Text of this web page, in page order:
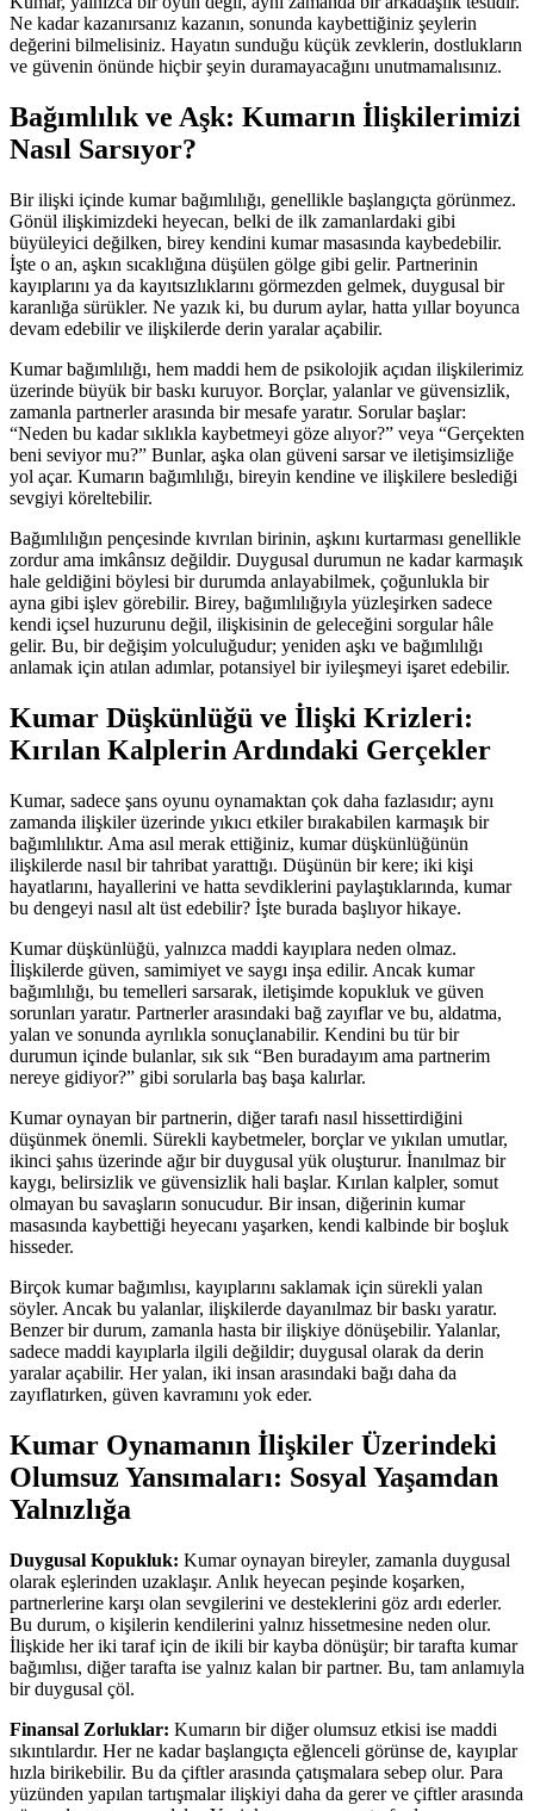
Ne kadar kazanırsanız kazanın, sonunda kaybettiğiniz şeylerin
değerini bilmelisiniz. Hayatın sunduğu küçük zevklerin, dostlukların
ve güvenin önünde hiçbir şeyin duramayacağını unutmamalısınız.
Bağımlılık ve Aşk: Kumarın İlişkilerimizi
Nasıl Sarsıyor?
Bir ilişki içinde kumar bağımlılığı, genellikle başlangıçta görünmez.
Gönül ilişkimizdeki heyecan, belki de ilk zamanlardaki gibi
büyüleyici değilken, birey kendini kumar masasında kaybedebilir.
İşte o an, aşkın sıcaklığına düşülen gölge gibi gelir. Partnerinin
kayıplarını ya da kayıtsızlıklarını görmezden gelmek, duygusal bir
karanlığa sürükler. Ne yazık ki, bu durum aylar, hatta yıllar boyunca
devam edebilir ve ilişkilerde derin yaralar açabilir.
Kumar bağımlılığı, hem maddi hem de psikolojik açıdan ilişkilerimiz
üzerinde büyük bir baskı kuruyor. Borçlar, yalanlar ve güvensizlik,
zamanla partnerler arasında bir mesafe yaratır. Sorular başlar:
“Neden bu kadar sıklıkla kaybetmeyi göze alıyor?” veya “Gerçekten
beni seviyor mu?” Bunlar, aşka olan güveni sarsar ve iletişimsizliğe
yol açar. Kumarın bağımlılığı, bireyin kendine ve ilişkilere beslediği
sevgiyi köreltebilir.
Bağımlılığın pençesinde kıvrılan birinin, aşkını kurtarması genellikle
zordur ama imkânsız değildir. Duygusal durumun ne kadar karmaşık
hale geldiğini böylesi bir durumda anlayabilmek, çoğunlukla bir
ayna gibi işlev görebilir. Birey, bağımlılığıyla yüzleşirken sadece
kendi içsel huzurunu değil, ilişkisinin de geleceğini sorgular hâle
gelir. Bu, bir değişim yolculuğudur; yeniden aşkı ve bağımlılığı
anlamak için atılan adımlar, potansiyel bir iyileşmeyi işaret edebilir.
Kumar Düşkünlüğü ve İlişki Krizleri:
Kırılan Kalplerin Ardındaki Gerçekler
Kumar, sadece şans oyunu oynamaktan çok daha fazlasıdır; aynı
zamanda ilişkiler üzerinde yıkıcı etkiler bırakabilen karmaşık bir
bağımlılıktır. Ama asıl merak ettiğiniz, kumar düşkünlüğünün
ilişkilerde nasıl bir tahribat yarattığı. Düşünün bir kere; iki kişi
hayatlarını, hayallerini ve hatta sevdiklerini paylaştıklarında, kumar
bu dengeyi nasıl alt üst edebilir? İşte burada başlıyor hikaye.
Kumar düşkünlüğü, yalnızca maddi kayıplara neden olmaz.
İlişkilerde güven, samimiyet ve saygı inşa edilir. Ancak kumar
bağımlılığı, bu temelleri sarsarak, iletişimde kopukluk ve güven
sorunları yaratır. Partnerler arasındaki bağ zayıflar ve bu, aldatma,
yalan ve sonunda ayrılıkla sonuçlanabilir. Kendini bu tür bir
durumun içinde bulanlar, sık sık “Ben buradayım ama partnerim
nereye gidiyor?” gibi sorularla baş başa kalırlar.
Kumar oynayan bir partnerin, diğer tarafı nasıl hissettirdiğini
düşünmek önemli. Sürekli kaybetmeler, borçlar ve yıkılan umutlar,
ikinci şahıs üzerinde ağır bir duygusal yük oluşturur. İnanılmaz bir
kaygı, belirsizlik ve güvensizlik hali başlar. Kırılan kalpler, somut
olmayan bu savaşların sonucudur. Bir insan, diğerinin kumar
masasında kaybettiği heyecanı yaşarken, kendi kalbinde bir boşluk
hisseder.
Birçok kumar bağımlısı, kayıplarını saklamak için sürekli yalan
söyler. Ancak bu yalanlar, ilişkilerde dayanılmaz bir baskı yaratır.
Benzer bir durum, zamanla hasta bir ilişkiye dönüşebilir. Yalanlar,
sadece maddi kayıplarla ilgili değildir; duygusal olarak da derin
yaralar açabilir. Her yalan, iki insan arasındaki bağı daha da
zayıflatırken, güven kavramını yok eder.
Kumar Oynamanın İlişkiler Üzerindeki
Olumsuz Yansımaları: Sosyal Yaşamdan
Yalnızlığa
Duygusal Kopukluk: Kumar oynayan bireyler, zamanla duygusal
olarak eşlerinden uzaklaşır. Anlık heyecan peşinde koşarken,
partnerlerine karşı olan sevgilerini ve desteklerini göz ardı ederler.
Bu durum, o kişilerin kendilerini yalnız hissetmesine neden olur.
İlişkide her iki taraf için de ikili bir kayba dönüşür; bir tarafta kumar
bağımlısı, diğer tarafta ise yalnız kalan bir partner. Bu, tam anlamıyla
bir duygusal çöl.
Finansal Zorluklar: Kumarın bir diğer olumsuz etkisi ise maddi
sıkıntılardır. Her ne kadar başlangıçta eğlenceli görünse de, kayıplar
hızla birikebilir. Bu da çiftler arasında çatışmalara sebep olur. Para
yüzünden yapılan tartışmalar ilişkiyi daha da gerer ve çiftler arasında